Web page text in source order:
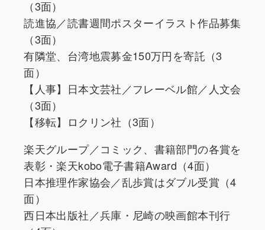
（3面）
読進協／読書週間ポスターイラスト作品募集
（3面）
有隣堂、台湾地震募金150万円を寄託（3
面）
【人事】日本文芸社／フレーベル館／人文会
（3面）
【移転】ロクリン社（3面）
楽天グループ／コミック、書籍部門の各賞を
表彰・楽天kobo電子書籍Award（4面）
日本推理作家協会／乱歩賞はダブル受賞（4
面）
西日本出版社／兵庫・尼崎の映画館本刊行